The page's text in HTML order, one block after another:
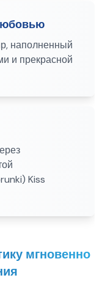
наполненный
и прекрасной
Kiss
мгновенно